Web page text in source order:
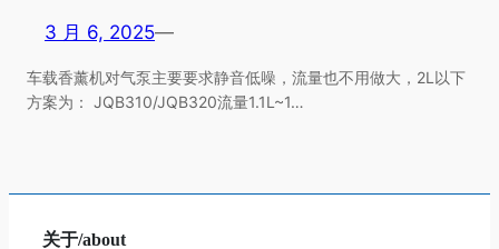
3 月 6, 2025—
车载香薰机对气泵主要要求静音低噪，流量也不用做大，2L以下
方案为： JQB310/JQB320流量1.1L~1…
关于/about